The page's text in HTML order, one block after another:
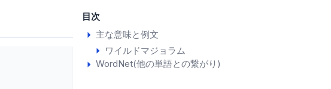
目次
主な意味と例文
ワイルドマジョラム
WordNet(他の単語との繋がり)